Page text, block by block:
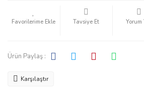
Tavsiye Et Yorum
Ürün Paylaş :
Karşılaştır